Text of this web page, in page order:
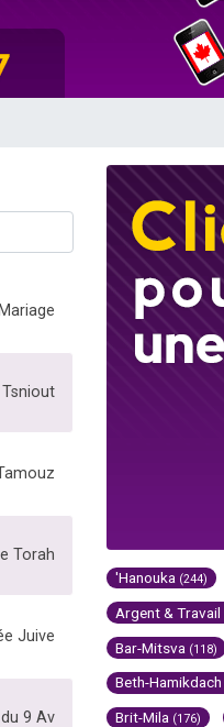
Mariage
Tsniout
Torah
Juive
9 Av
'Hanouka (244)
Argent & Travail
Bar-Mitsva (118)
Beth-Hamikdach
Brit-Mila (176)